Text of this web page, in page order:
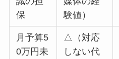
保
験値）
月予算5
0万円未
△（対応
しない代